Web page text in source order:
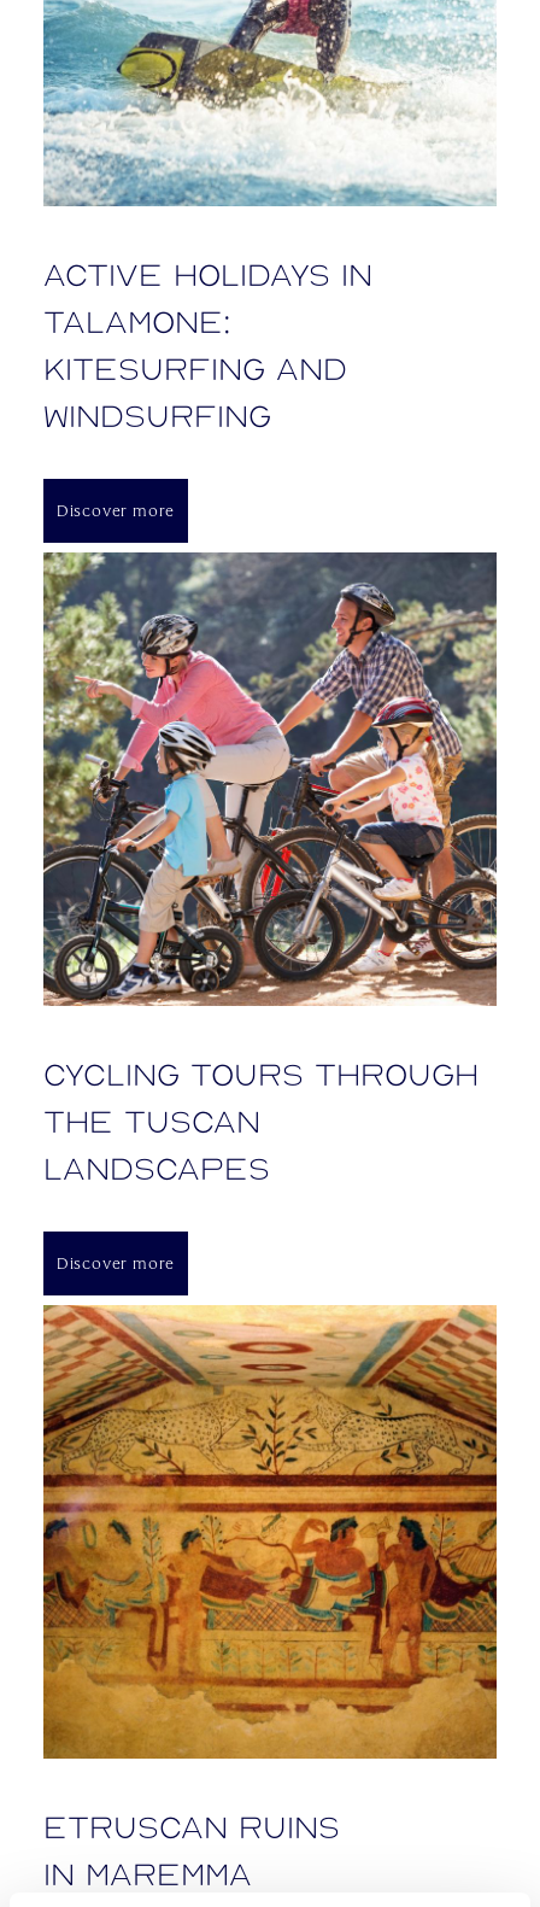
Active holidays in
Talamone:
kitesurfing and
windsurfing
Discover more
Cycling tours through
the Tuscan
landscapes
Discover more
Etruscan ruins
in Maremma